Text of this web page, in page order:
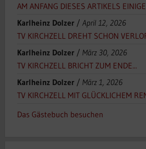
AM ANFANG DIESES ARTIKELS
Karlheinz Dolzer/ April 12, 2026
TV KIRCHZELL DREHT SCHON
Karlheinz Dolzer/ März 30, 2026
TV KIRCHZELL BRICHT ZUM ENDE...
Karlheinz Dolzer/ März 1, 2026
TV KIRCHZELL MIT GLÜCKLICHEM
Das Gästebuch besuchen